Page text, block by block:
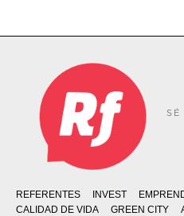
SÉ
REFERENTES INVEST
CALIDAD DE VIDA
GREEN CITY